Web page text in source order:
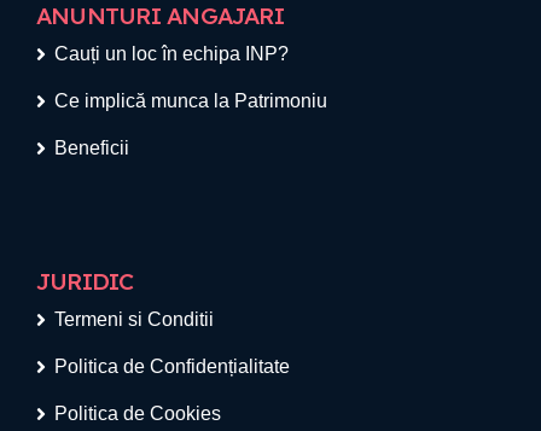
ANUNTURI ANGAJARI
Cauți un loc în echipa INP?
Ce implică munca la Patrimoniu
Beneficii
JURIDIC
Termeni si Conditii
Politica de Confidențialitate
Politica de Cookies